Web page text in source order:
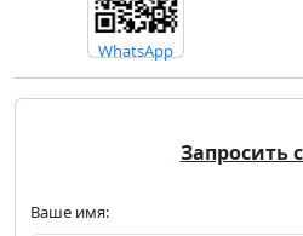
WhatsApp
Запросить
Ваше имя: